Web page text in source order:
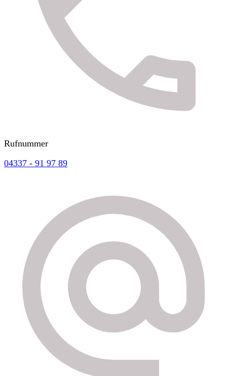
Rufnummer
04337 - 91 97 89